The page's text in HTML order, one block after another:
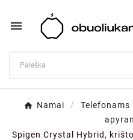

Namai
Spigen Crystal Hybrid,